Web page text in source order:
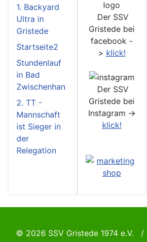
1. Backyard
Ultra in
Gristede
Startseite2
Stundenlauf
in Bad
Zwischenhan
2. TT -
Mannschaft
ist Sieger in
der
Relegation
Der SSV
Gristede bei
facebook -
> klick!
Der SSV
Gristede bei
Instagram ->
klick!
© 2026 SSV Gristede 1974 e.V.